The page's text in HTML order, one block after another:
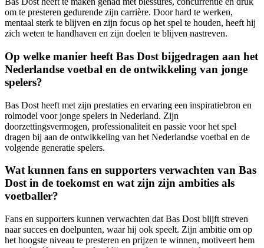
om te presteren gedurende zijn carrière. Door hard te werken,
mentaal sterk te blijven en zijn focus op het spel te houden, heeft hij
zich weten te handhaven en zijn doelen te blijven nastreven.
Op welke manier heeft Bas Dost bijgedragen aan het
Nederlandse voetbal en de ontwikkeling van jonge
spelers?
Bas Dost heeft met zijn prestaties en ervaring een inspiratiebron en
rolmodel voor jonge spelers in Nederland. Zijn
doorzettingsvermogen, professionaliteit en passie voor het spel
dragen bij aan de ontwikkeling van het Nederlandse voetbal en de
volgende generatie spelers.
Wat kunnen fans en supporters verwachten van Bas
Dost in de toekomst en wat zijn zijn ambities als
voetballer?
Fans en supporters kunnen verwachten dat Bas Dost blijft streven
naar succes en doelpunten, waar hij ook speelt. Zijn ambitie om op
het hoogste niveau te presteren en prijzen te winnen, motiveert hem